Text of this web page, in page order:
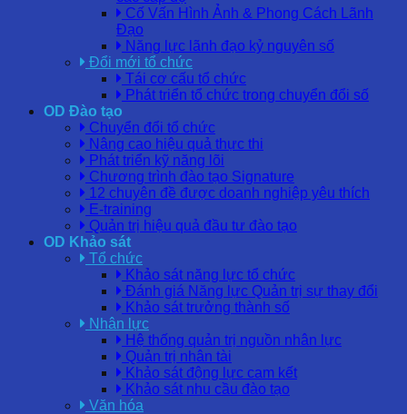
Cố Vấn Hình Ảnh & Phong Cách Lãnh
Đạo
Năng lực lãnh đạo kỷ nguyên số
Đổi mới tổ chức
Tái cơ cấu tổ chức
Phát triển tổ chức trong chuyển đổi số
OD Đào tạo
Chuyển đổi tổ chức
Nâng cao hiệu quả thực thi
Phát triển kỹ năng lõi
Chương trình đào tạo Signature
12 chuyên đề được doanh nghiệp yêu thích
E-training
Quản trị hiệu quả đầu tư đào tạo
OD Khảo sát
Tổ chức
Khảo sát năng lực tổ chức
Đánh giá Năng lực Quản trị sự thay đổi
Khảo sát trưởng thành số
Nhân lực
Hệ thống quản trị nguồn nhân lực
Quản trị nhân tài
Khảo sát động lực cam kết
Khảo sát nhu cầu đào tạo
Văn hóa